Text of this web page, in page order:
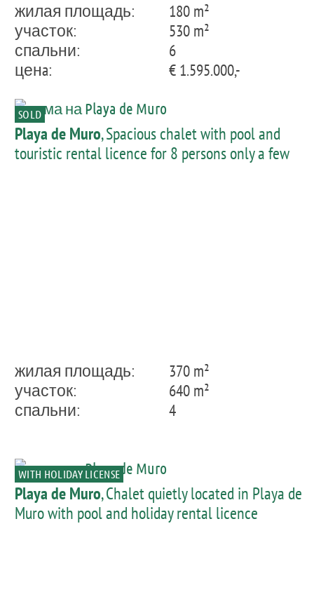
жилая площадь:
180 m²
участок:
530 m²
спальни:
6
ценa:
€ 1.595.000,-
SOLD
Playa de Muro, Spacious chalet with pool and
touristic rental licence for 8 persons only a few
жилая площадь:
370 m²
участок:
640 m²
спальни:
4
WITH HOLIDAY LICENSE
Playa de Muro, Chalet quietly located in Playa de
Muro with pool and holiday rental licence